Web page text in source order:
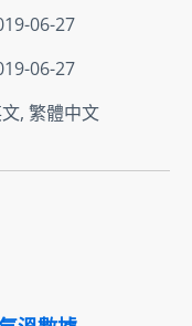
06-27
06-27
, 繁體中文